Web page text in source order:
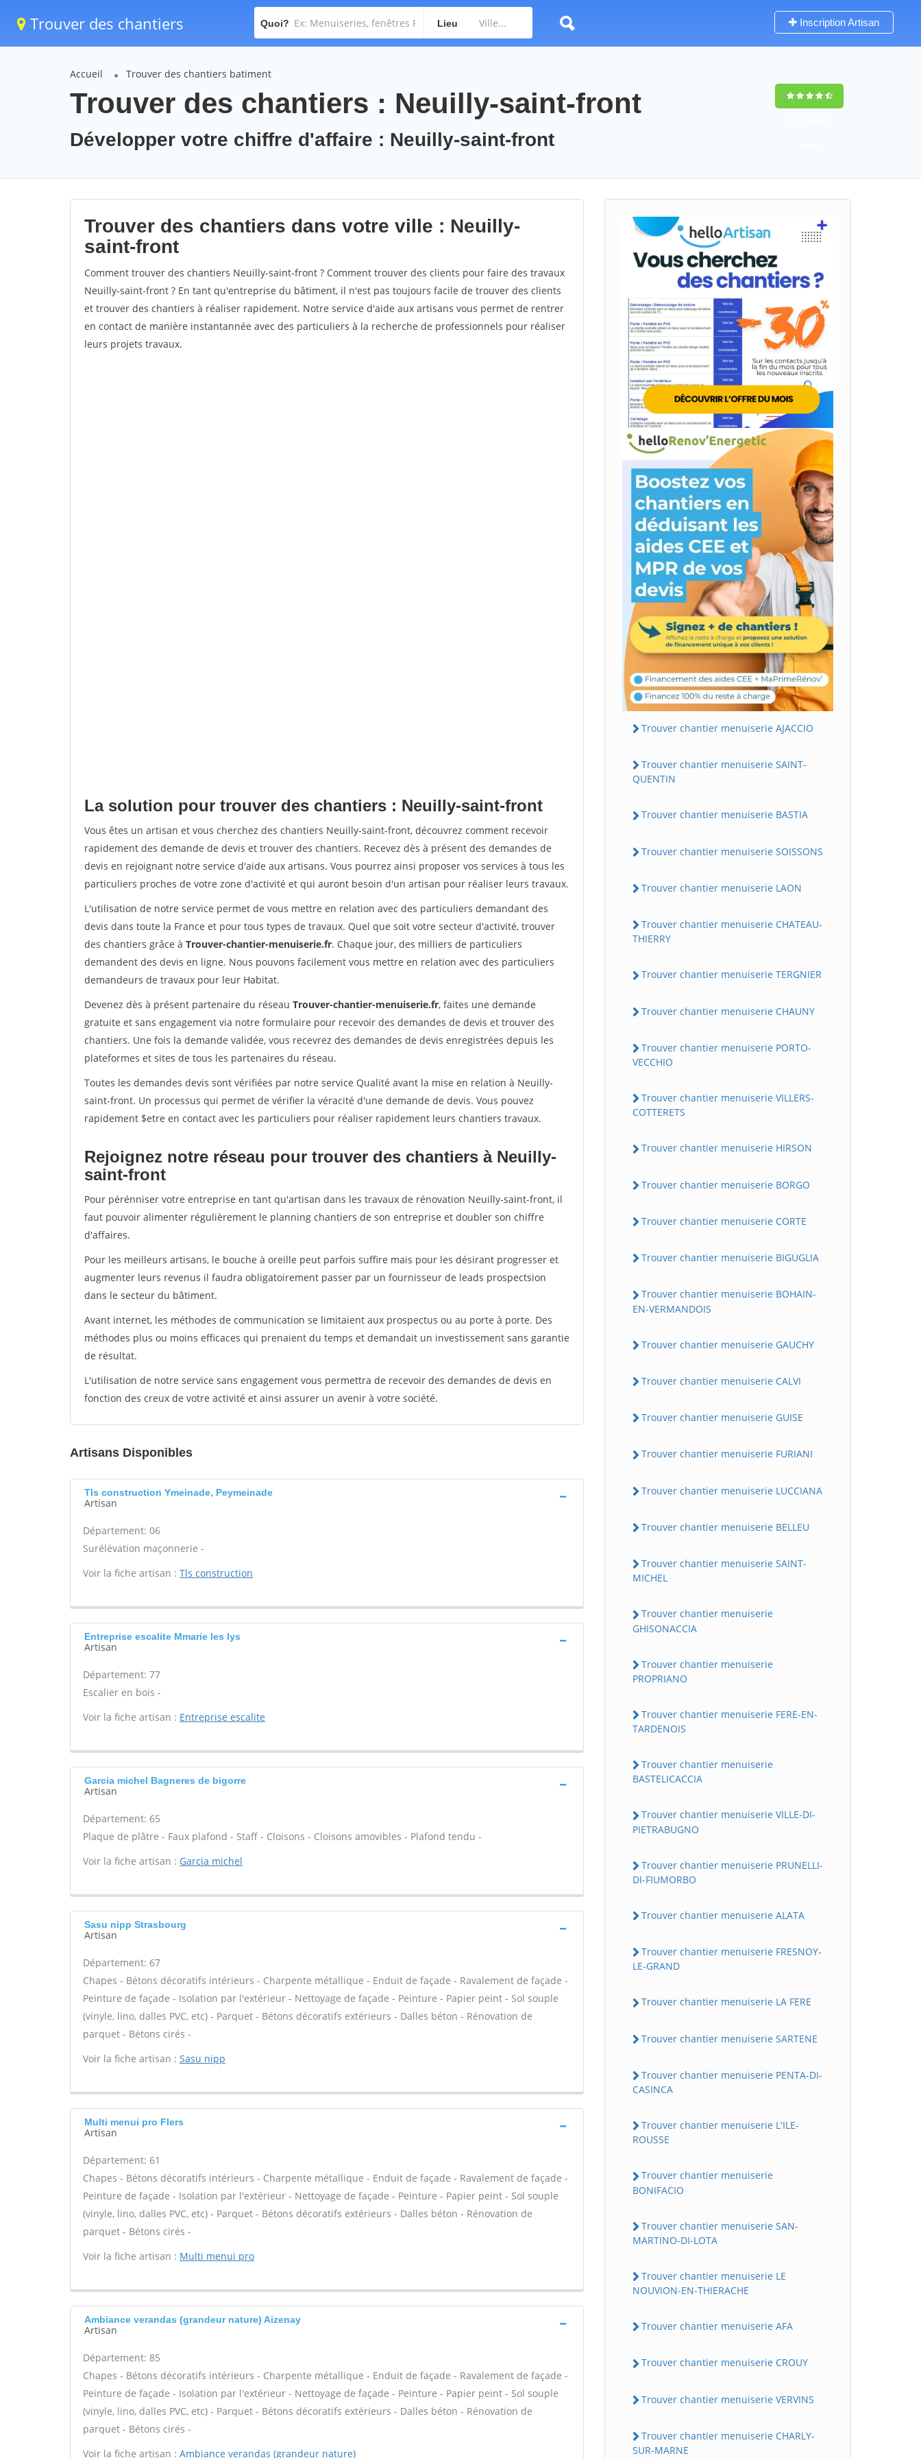
Trouver des chantiers Quoi? Lieu Inscription Artisan
Accueil Trouver des chantiers batiment
Trouver des chantiers : Neuilly-saint-front
Développer votre chiffre d'affaire : Neuilly-saint-front
Trouver des chantiers dans votre ville : Neuilly-
saint-front
Comment trouver des chantiers Neuilly-saint-front ? Comment trouver des clients pour faire des travaux
Neuilly-saint-front ? En tant qu'entreprise du bâtiment, il n'est pas toujours facile de trouver des clients
et trouver des chantiers à réaliser rapidement. Notre service d'aide aux artisans vous permet de rentrer
en contact de manière instantannée avec des particuliers à la recherche de professionnels pour réaliser
leurs projets travaux.
La solution pour trouver des chantiers : Neuilly-saint-front
Vous êtes un artisan et vous cherchez des chantiers Neuilly-saint-front, découvrez comment recevoir
rapidement des demande de devis et trouver des chantiers. Recevez dès à présent des demandes de
devis en rejoignant notre service d'aide aux artisans. Vous pourrez ainsi proposer vos services à tous les
particuliers proches de votre zone d'activité et qui auront besoin d'un artisan pour réaliser leurs travaux.
L'utilisation de notre service permet de vous mettre en relation avec des particuliers demandant des
devis dans toute la France et pour tous types de travaux. Quel que soit votre secteur d'activité, trouver
des chantiers grâce à Trouver-chantier-menuiserie.fr. Chaque jour, des milliers de particuliers
demandent des devis en ligne. Nous pouvons facilement vous mettre en relation avec des particuliers
demandeurs de travaux pour leur Habitat.
Devenez dès à présent partenaire du réseau Trouver-chantier-menuiserie.fr, faites une demande
gratuite et sans engagement via notre formulaire pour recevoir des demandes de devis et trouver des
chantiers. Une fois la demande validée, vous recevrez des demandes de devis enregistrées depuis les
plateformes et sites de tous les partenaires du réseau.
Toutes les demandes devis sont vérifiées par notre service Qualité avant la mise en relation à Neuilly-
saint-front. Un processus qui permet de vérifier la véracité d'une demande de devis. Vous pouvez
rapidement $etre en contact avec les particuliers pour réaliser rapidement leurs chantiers travaux.
Rejoignez notre réseau pour trouver des chantiers à Neuilly-
saint-front
Pour pérénniser votre entreprise en tant qu'artisan dans les travaux de rénovation Neuilly-saint-front, il
faut pouvoir alimenter régulièrement le planning chantiers de son entreprise et doubler son chiffre
d'affaires.
Pour les meilleurs artisans, le bouche à oreille peut parfois suffire mais pour les désirant progresser et
augmenter leurs revenus il faudra obligatoirement passer par un fournisseur de leads prospectsion
dans le secteur du bâtiment.
Avant internet, les méthodes de communication se limitaient aux prospectus ou au porte à porte. Des
méthodes plus ou moins efficaces qui prenaient du temps et demandait un investissement sans garantie
de résultat.
L'utilisation de notre service sans engagement vous permettra de recevoir des demandes de devis en
fonction des creux de votre activité et ainsi assurer un avenir à votre société.
Artisans Disponibles
Tls construction Ymeinade, Peymeinade
Artisan
Département: 06
Surélévation maçonnerie -
Voir la fiche artisan : Tls construction
Entreprise escalite Mmarie les lys
Artisan
Département: 77
Escalier en bois -
Voir la fiche artisan : Entreprise escalite
Garcia michel Bagneres de bigorre
Artisan
Département: 65
Plaque de plâtre - Faux plafond - Staff - Cloisons - Cloisons amovibles - Plafond tendu -
Voir la fiche artisan : Garcia michel
Sasu nipp Strasbourg
Artisan
Département: 67
Chapes - Bétons décoratifs intérieurs - Charpente métallique - Enduit de façade - Ravalement de façade -
Peinture de façade - Isolation par l'extérieur - Nettoyage de façade - Peinture - Papier peint - Sol souple
(vinyle, lino, dalles PVC, etc) - Parquet - Bétons décoratifs extérieurs - Dalles béton - Rénovation de
parquet - Bétons cirés -
Voir la fiche artisan : Sasu nipp
Multi menui pro Flers
Artisan
Département: 61
Chapes - Bétons décoratifs intérieurs - Charpente métallique - Enduit de façade - Ravalement de façade -
Peinture de façade - Isolation par l'extérieur - Nettoyage de façade - Peinture - Papier peint - Sol souple
(vinyle, lino, dalles PVC, etc) - Parquet - Bétons décoratifs extérieurs - Dalles béton - Rénovation de
parquet - Bétons cirés -
Voir la fiche artisan : Multi menui pro
Ambiance verandas (grandeur nature) Aizenay
Artisan
Département: 85
Chapes - Bétons décoratifs intérieurs - Charpente métallique - Enduit de façade - Ravalement de façade -
Peinture de façade - Isolation par l'extérieur - Nettoyage de façade - Peinture - Papier peint - Sol souple
(vinyle, lino, dalles PVC, etc) - Parquet - Bétons décoratifs extérieurs - Dalles béton - Rénovation de
parquet - Bétons cirés -
Voir la fiche artisan : Ambiance verandas (grandeur nature)
Trouver chantier menuiserie AJACCIO
Trouver chantier menuiserie SAINT-
QUENTIN
Trouver chantier menuiserie BASTIA
Trouver chantier menuiserie SOISSONS
Trouver chantier menuiserie LAON
Trouver chantier menuiserie CHATEAU-
THIERRY
Trouver chantier menuiserie TERGNIER
Trouver chantier menuiserie CHAUNY
Trouver chantier menuiserie PORTO-
VECCHIO
Trouver chantier menuiserie VILLERS-
COTTERETS
Trouver chantier menuiserie HIRSON
Trouver chantier menuiserie BORGO
Trouver chantier menuiserie CORTE
Trouver chantier menuiserie BIGUGLIA
Trouver chantier menuiserie BOHAIN-
EN-VERMANDOIS
Trouver chantier menuiserie GAUCHY
Trouver chantier menuiserie CALVI
Trouver chantier menuiserie GUISE
Trouver chantier menuiserie FURIANI
Trouver chantier menuiserie LUCCIANA
Trouver chantier menuiserie BELLEU
Trouver chantier menuiserie SAINT-
MICHEL
Trouver chantier menuiserie
GHISONACCIA
Trouver chantier menuiserie
PROPRIANO
Trouver chantier menuiserie FERE-EN-
TARDENOIS
Trouver chantier menuiserie
BASTELICACCIA
Trouver chantier menuiserie VILLE-DI-
PIETRABUGNO
Trouver chantier menuiserie PRUNELLI-
DI-FIUMORBO
Trouver chantier menuiserie ALATA
Trouver chantier menuiserie FRESNOY-
LE-GRAND
Trouver chantier menuiserie LA FERE
Trouver chantier menuiserie SARTENE
Trouver chantier menuiserie PENTA-DI-
CASINCA
Trouver chantier menuiserie L'ILE-
ROUSSE
Trouver chantier menuiserie
BONIFACIO
Trouver chantier menuiserie SAN-
MARTINO-DI-LOTA
Trouver chantier menuiserie LE
NOUVION-EN-THIERACHE
Trouver chantier menuiserie AFA
Trouver chantier menuiserie CROUY
Trouver chantier menuiserie VERVINS
Trouver chantier menuiserie CHARLY-
SUR-MARNE